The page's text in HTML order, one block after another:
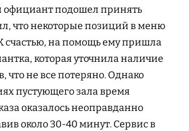
официант подошел принять
что некоторые позиций в меню
счастью, на помощь ему пришла
которая уточнила наличие
что не все потеряно. Однако
пустующего зала время
оказалось неоправданно
около 30-40 минут. Сервис в